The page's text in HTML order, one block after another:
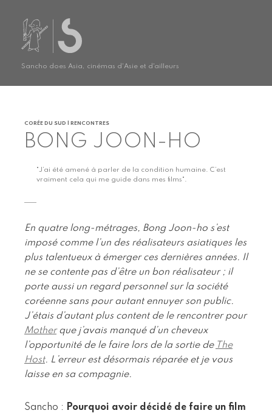
Sancho does Asia, cinémas d'Asie et d'ailleurs
CORÉE DU SUD | RENCONTRES
BONG JOON-HO
"J’ai été amené à parler de la condition humaine. C’est
vraiment cela qui me guide dans mes films".
En quatre long-métrages, Bong Joon-ho s’est
imposé comme l’un des réalisateurs asiatiques les
plus talentueux à émerger ces dernières années. Il
ne se contente pas d’être un bon réalisateur ; il
porte aussi un regard personnel sur la société
coréenne sans pour autant ennuyer son public.
J’étais d’autant plus content de le rencontrer pour
Motherque j’avais manqué d’un cheveux
l’opportunité de le faire lors de la sortie de The
Host. L’erreur est désormais réparée et je vous
laisse en sa compagnie.
Sancho : Pourquoi avoir décidé de faire un film